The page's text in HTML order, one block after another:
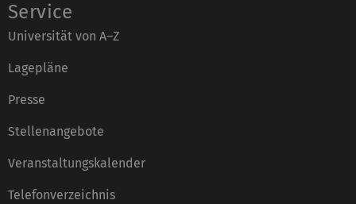
Service
Universität von A–Z
Lagepläne
Presse
Stellenangebote
Veranstaltungskalender
Telefonverzeichnis